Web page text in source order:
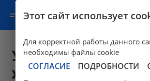
УЗИ щитовидной
железы и
Этот сайт использует
Для корректной работы данного
необходимы файлы cookie
СОГЛАСИЕ ПОДРОБНОСТИ